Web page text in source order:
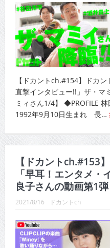
【ドカントch.#154】ドカ
直撃インタビュー!!」ザ・マ
ミィさん1/4】 ◆PROFILE 林
1992年9月10日生まれ 長…
【ドカントch.#153
「早耳！エンタメ
良子さんの動画第1
2021/8/16 ドカントch